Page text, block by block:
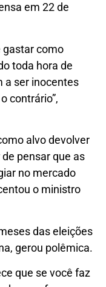
em 22 de
gastar como
toda hora de
a ser inocentes
contrário”,
alvo devolver
pensar que as
no mercado
o ministro
das eleições
gerou polêmica.
que se você faz